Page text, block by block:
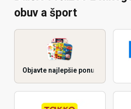
obuv a šport
Objavte najlepšie ponuky